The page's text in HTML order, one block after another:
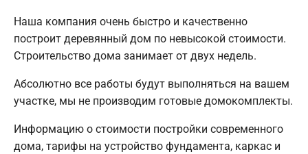
Наша компания очень быстро и качественно
построит деревянный дом по невысокой стоимости.
Строительство дома занимает от двух недель.
Абсолютно все работы будут выполняться на вашем
участке, мы не производим готовые домокомплекты.
Информацию о стоимости постройки современного
дома, тарифы на устройство фундамента, каркас и